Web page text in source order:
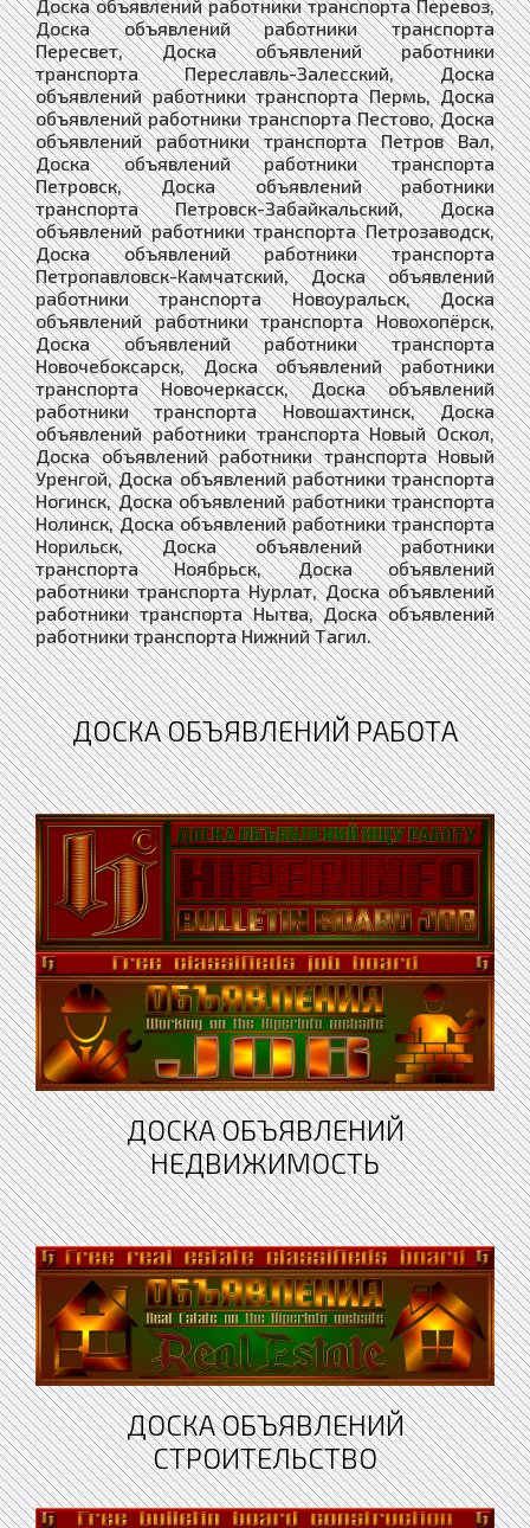
ДОСКА ОБЪЯВЛЕНИЙ РАБОТА
ДОСКА ОБЪЯВЛЕНИЙ
НЕДВИЖИМОСТЬ
ДОСКА ОБЪЯВЛЕНИЙ
СТРОИТЕЛЬСТВО